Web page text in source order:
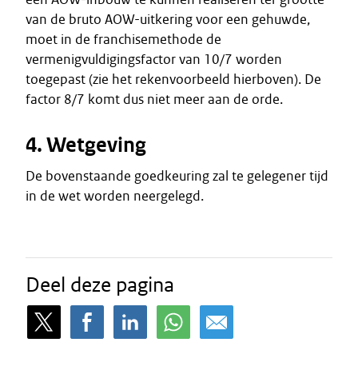
van de bruto AOW-uitkering voor een gehuwde,
moet in de franchisemethode de
vermenigvuldigingsfactor van 10/7 worden
toegepast (zie het rekenvoorbeeld hierboven). De
factor 8/7 komt dus niet meer aan de orde.
4. Wetgeving
De bovenstaande goedkeuring zal te gelegener tijd
in de wet worden neergelegd.
Deel deze pagina